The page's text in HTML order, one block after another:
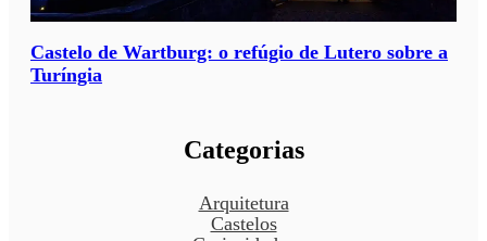
Castelo de Wartburg: o refúgio de Lutero sobre a
Turíngia
Categorias
Arquitetura
Castelos